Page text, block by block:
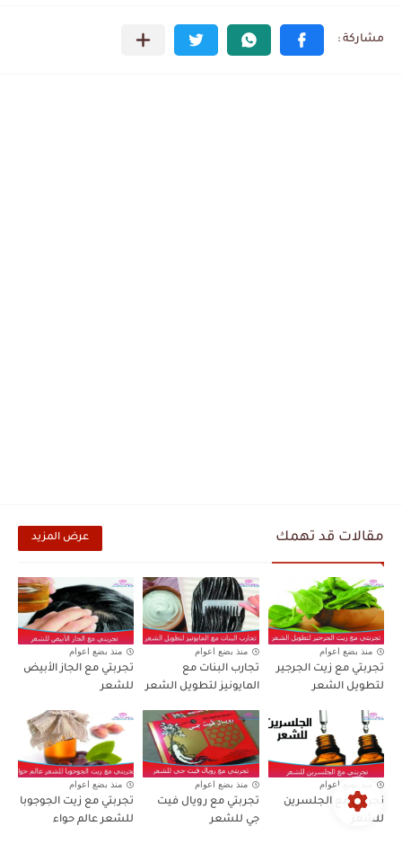
مقالات قد تهمك عرض المزيد
منذ بضع اعوام
تجربتي مع زيت الجرجير
لتطويل الشعر
منذ بضع اعوام
تجارب البنات مع
المايونيز لتطويل الشعر
منذ بضع اعوام
تجربتي مع الجاز الأبيض
للشعر
منذ بضع اعوام
تجربتي مع الجلسرين
للشعر
منذ بضع اعوام
تجربتي مع رويال فيت
جي للشعر
منذ بضع اعوام
تجربتي مع زيت الجوجوبا
للشعر عالم حواء